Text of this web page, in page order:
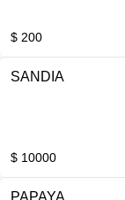
$ 200
SANDIA
$ 10000
PAPAYA